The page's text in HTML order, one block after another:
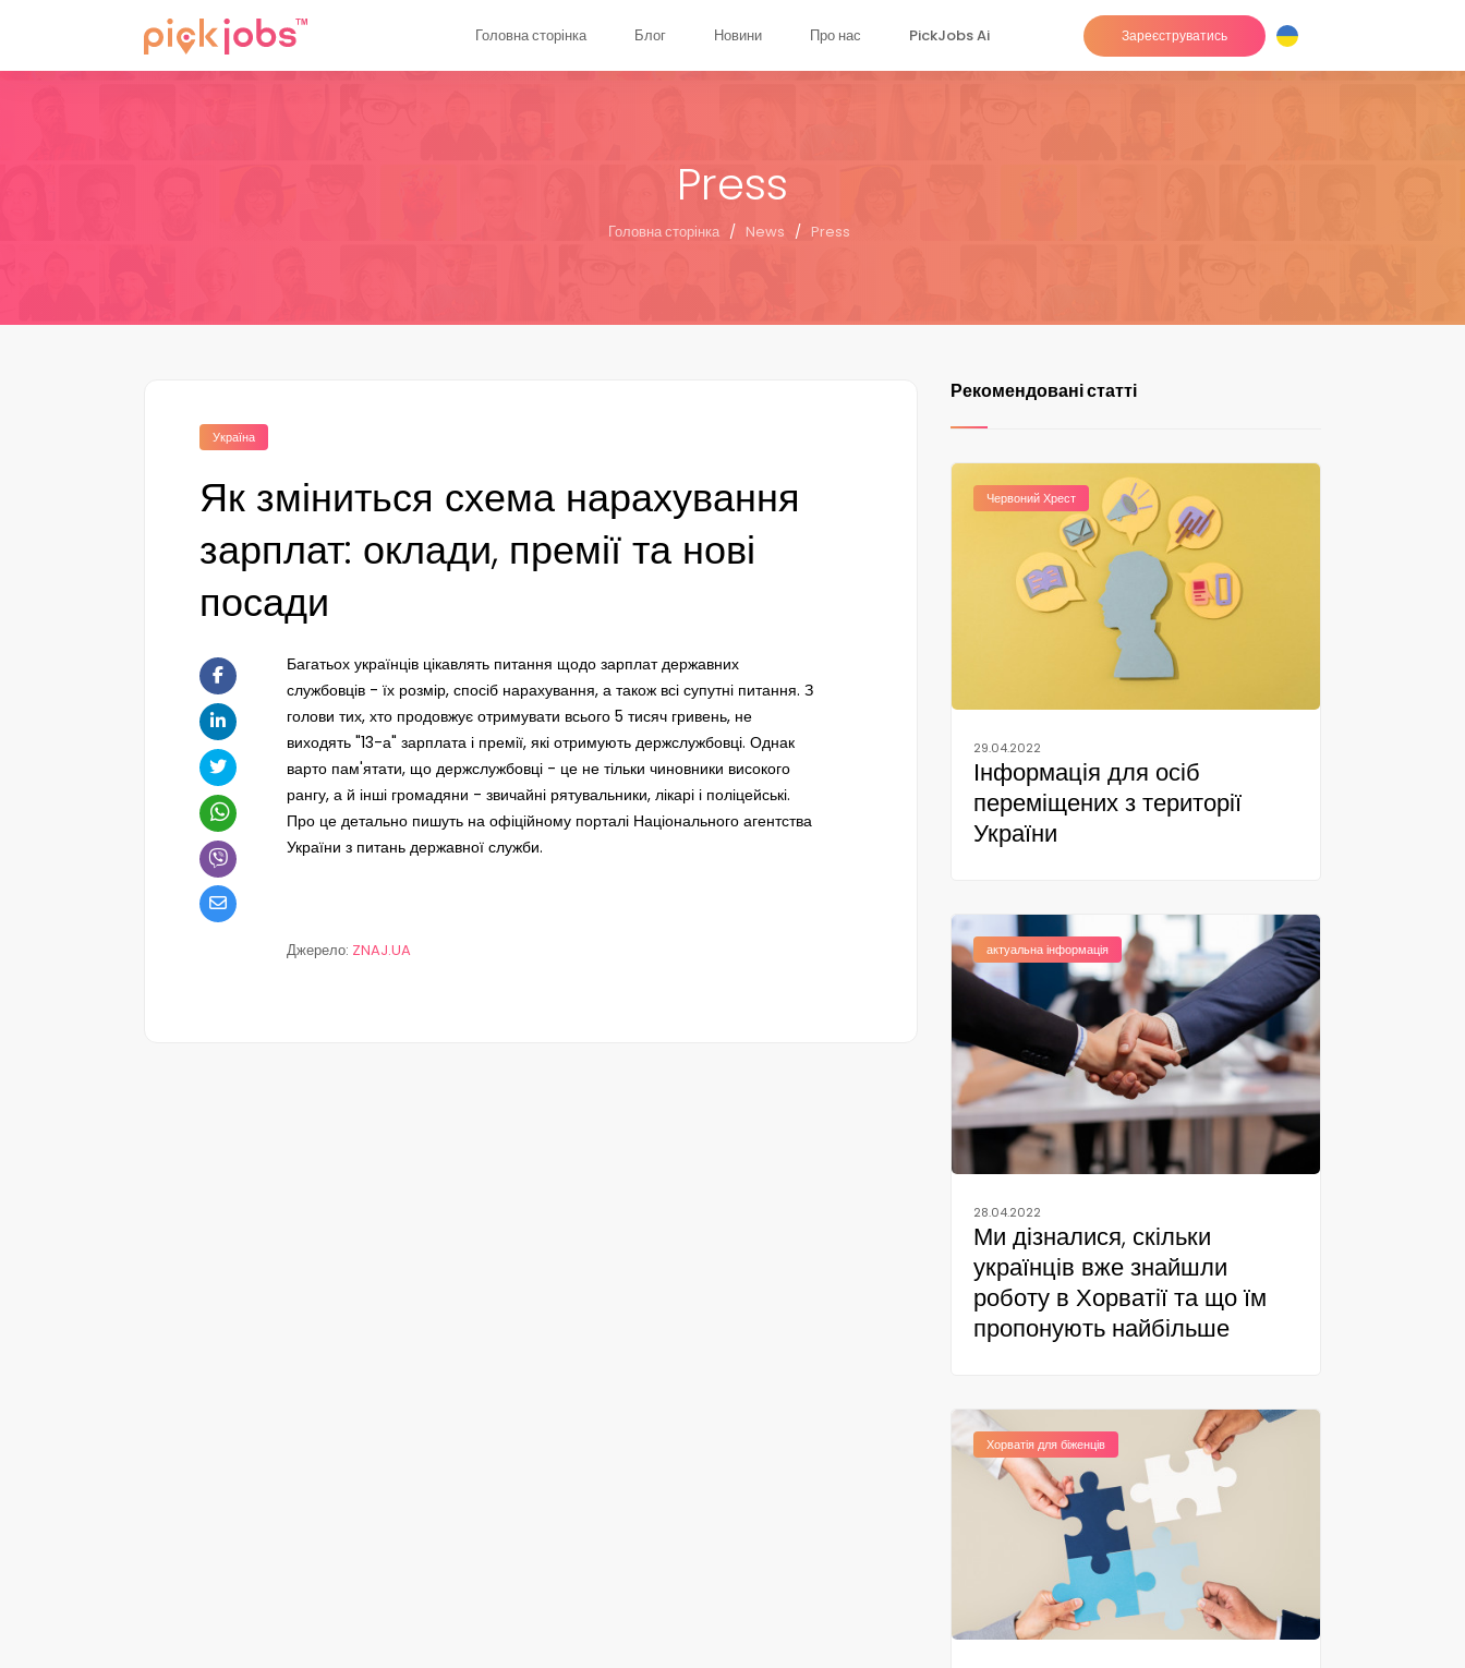
Головна сторінка Блог Новини Про нас PickJobs Ai Зареєструватись
Press
Головна сторінка / News / Press
Україна
Як зміниться схема нарахування
зарплат: оклади, премії та нові
посади
Багатьох українців цікавлять питання щодо зарплат державних
службовців - їх розмір, спосіб нарахування, а також всі супутні питання. З
голови тих, хто продовжує отримувати всього 5 тисяч гривень, не
виходять "13-а" зарплата і премії, які отримують держслужбовці. Однак
варто пам'ятати, що держслужбовці - це не тільки чиновники високого
рангу, а й інші громадяни - звичайні рятувальники, лікарі і поліцейські.
Про це детально пишуть на офіційному порталі Національного агентства
України з питань державної служби.
Джерело: ZNAJ.UA
Рекомендовані статті
Червоний Хрест
29.04.2022
Інформація для осіб
переміщених з території
України
актуальна інформація
28.04.2022
Ми дізналися, скільки
українців вже знайшли
роботу в Хорватії та що їм
пропонують найбільше
Хорватія для біженців